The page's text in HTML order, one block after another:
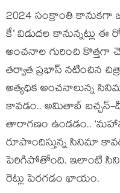
2024 సంక్రాంతి కానుకగా
కే’ విడుదల కానున్నట్లు
అంచనాల గురించి కొత్తగా
తర్వాత ప్రభాస్ నటించిన
అత్యధిక అంచనాలున్న
కావడం.. అమితాబ్
తారాగణం ఉండడం..
రూపొందిస్తున్న సినిమా
పెరిగిపోతోంది. ఇలాంటి
రెట్లు పెరగడం ఖాయం.